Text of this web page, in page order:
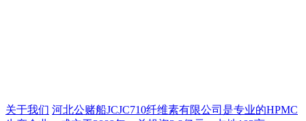
关于我们 河北公赌船JCJC710纤维素有限公司是专业的HPMC